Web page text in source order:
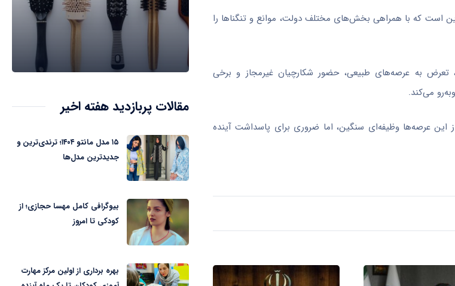
است که با همراهی بخش‌های مختلف دولت، موانع و تنگنا‌ها را
تعرض به عرصه‌های طبیعی، حضور شکارچیان غیرمجاز و برخی
می‌کند.
عرصه‌ها وظیفه‌ای سنگین، اما ضروری برای پاسداشت آینده
مقالات پربازدید هفته اخیر
۱۵ مدل مانتو ۱۴۰۴؛ ترندی‌ترین و
جدیدترین مدل‌ها
بیوگرافی کامل مهسا حجازی؛ از
کودکی تا امروز
بهره برداری از اولین مرکز مهارت